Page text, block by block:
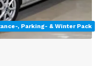
, Parking- & Winter Pack